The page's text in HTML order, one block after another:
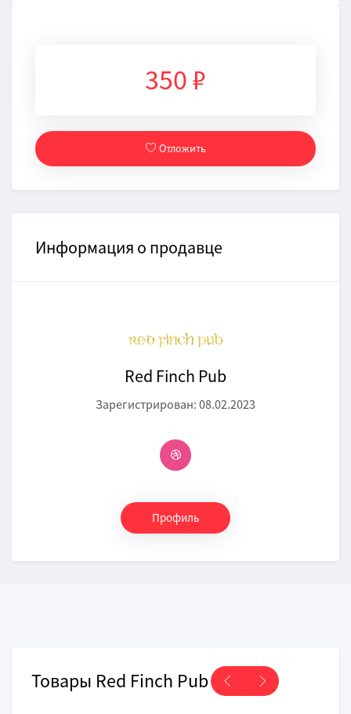
350 ₽
Отложить
Информация о продавце
Red Finch Pub
Зарегистрирован: 08.02.2023
Профиль
Товары Red Finch Pub